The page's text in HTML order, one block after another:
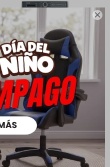

Secarropas SEV 10 BC -
James
USD790,00 USD 1.110,00
USD600,00
USD650,00